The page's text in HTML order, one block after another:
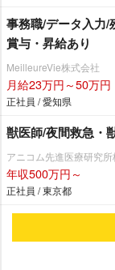
事務職/データ入力
賞与・昇給あり
MeilleureVie株式会社
月給23万円～50万円
正社員 / 愛知県
獣医師/夜間救急・
アニコム先進医療研究
年収500万円～
正社員 / 東京都